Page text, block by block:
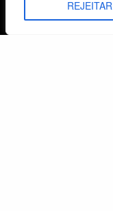
REJEITAR